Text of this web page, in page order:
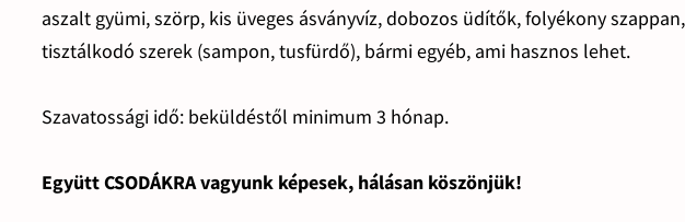
aszalt gyümi, szörp, kis üveges ásványvíz, dobozos üdítők, folyékony
tisztálkodó szerek (sampon, tusfürdő), bármi egyéb, ami hasznos lehet.
Szavatossági idő: beküldéstől minimum 3 hónap.
Együtt CSODÁKRA vagyunk képesek, hálásan köszönjük!